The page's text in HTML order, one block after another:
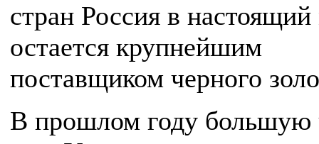
стран Россия в
остается крупнейшим
поставщиком черного
В прошлом году большую